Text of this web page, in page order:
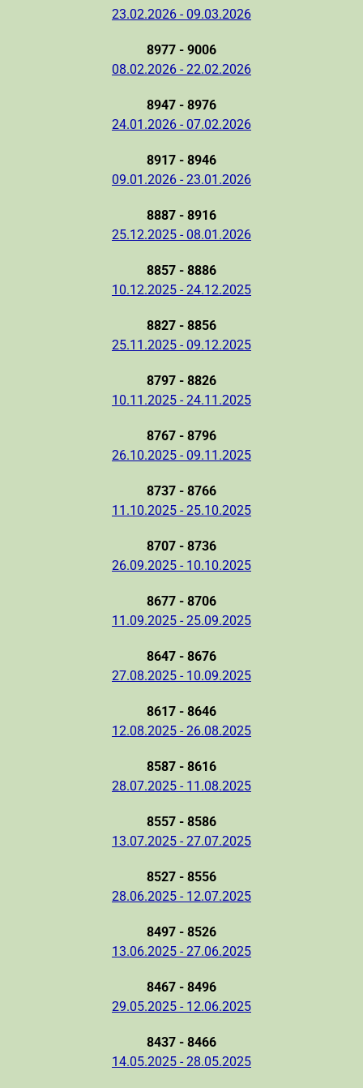
23.02.2026 - 09.03.2026
8977 - 9006
08.02.2026 - 22.02.2026
8947 - 8976
24.01.2026 - 07.02.2026
8917 - 8946
09.01.2026 - 23.01.2026
8887 - 8916
25.12.2025 - 08.01.2026
8857 - 8886
10.12.2025 - 24.12.2025
8827 - 8856
25.11.2025 - 09.12.2025
8797 - 8826
10.11.2025 - 24.11.2025
8767 - 8796
26.10.2025 - 09.11.2025
8737 - 8766
11.10.2025 - 25.10.2025
8707 - 8736
26.09.2025 - 10.10.2025
8677 - 8706
11.09.2025 - 25.09.2025
8647 - 8676
27.08.2025 - 10.09.2025
8617 - 8646
12.08.2025 - 26.08.2025
8587 - 8616
28.07.2025 - 11.08.2025
8557 - 8586
13.07.2025 - 27.07.2025
8527 - 8556
28.06.2025 - 12.07.2025
8497 - 8526
13.06.2025 - 27.06.2025
8467 - 8496
29.05.2025 - 12.06.2025
8437 - 8466
14.05.2025 - 28.05.2025